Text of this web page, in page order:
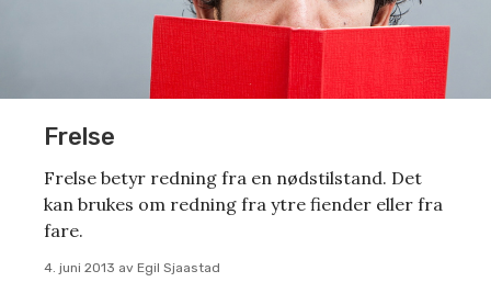
Frelse
Frelse betyr redning fra en nødstilstand. Det
kan brukes om redning fra ytre fiender eller fra
fare.
4. juni 2013 av Egil Sjaastad